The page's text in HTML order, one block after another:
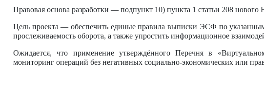
Правовая основа разработки — подпункт 10) пункта 1 статьи 208 нового
Цель проекта — обеспечить единые правила выписки ЭСФ по
прослеживаемость оборота, а также упростить информационное
Ожидается, что применение утверждённого Перечня в
мониторинг операций без негативных социально-экономических или